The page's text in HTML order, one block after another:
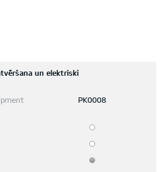
un elektriski
PK0008